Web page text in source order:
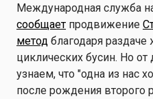
Международная служба
сообщает продвижение
метод благодаря
циклических бусин. Но
узнаем, что "одна из нас
после рождения второго